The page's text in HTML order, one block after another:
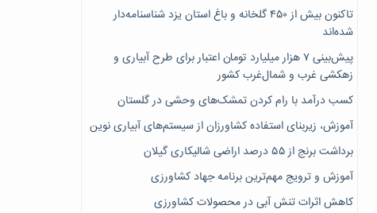
تاکنون بیش از ۴۵۰ گلخانه و باغ استان یزد شناسنامه‌دار
شده‌اند
پیش‌بینی ۷‌ هزار میلیارد تومان اعتبار برای طرح آبیاری و
زهکشی غرب و شمال‌غرب کشور
کسب درآمد با رام کردن تمشک‌های وحشی در گلستان
آموزش، زیربنای استفاده کشاورزان از سیستم‌های آبیاری نوین
برداشت برنج از ۵۵ درصد اراضی شالیکاری گیلان
آموزش و ترویج مهم‌ترین برنامه جهاد کشاورزی
کاهش اثرات تنش آبی در محصولات کشاورزی